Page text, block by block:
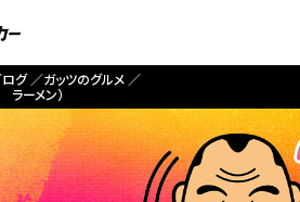
ログ
ガッツのグルメ
ーメン）